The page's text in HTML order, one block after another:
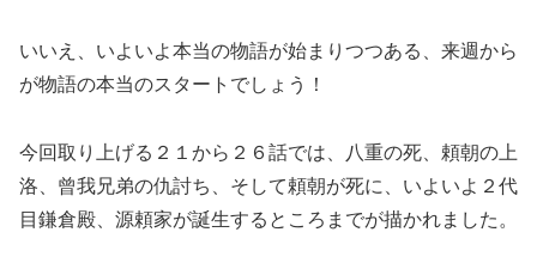
いいえ、いよいよ本当の物語が始まりつつある、来週から
が物語の本当のスタートでしょう！
今回取り上げる２１から２６話では、八重の死、頼朝の上
洛、曾我兄弟の仇討ち、そして頼朝が死に、いよいよ２代
目鎌倉殿、源頼家が誕生するところまでが描かれました。